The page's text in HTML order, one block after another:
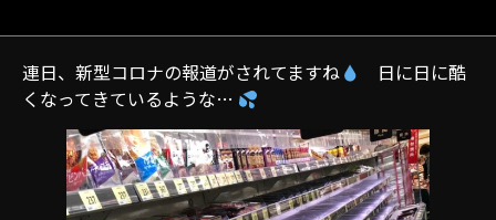
連日、新型コロナの報道がされてますね
日に日に酷
くなってきているような…